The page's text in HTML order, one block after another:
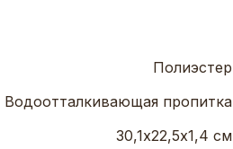
Полиэстер
Водоотталкивающая пропитка
30,1х22,5х1,4 см